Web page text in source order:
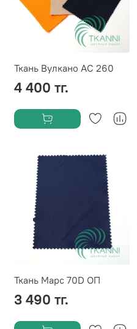
Ткань Вулкано АС 260
4 400 тг.
Ткань Марс 70D ОП
3 490 тг.